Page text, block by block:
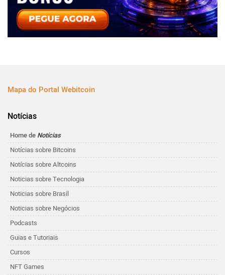
Mapa do Portal Webitcoin
Notícias
Home de Notícias
Notícias sobre Bitcoins
Notícias sobre Altcoins
Noticias sobre Tecnologia
Noticias sobre Brasil
Noticias sobre Negócios
Podcasts
Guias e Tutoriais
Cursos
NFT Games